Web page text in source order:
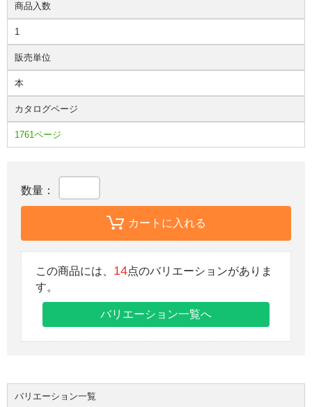
商品入数
1
販売単位
本
カタログページ
1761ページ
数量：
カートに入れる
この商品には、 14点のバリエーションがありま
す。
バリエーション一覧へ
バリエーション一覧